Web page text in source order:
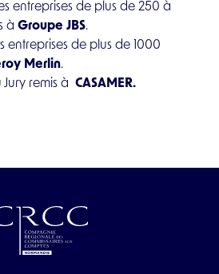
sommes-nous ?
Vous êtes ?
futur client d'un auditeur
Évènements
Espace Pro
entreprises de plus de 250 à
à Groupe JBS.
entreprises de plus de 1000
Merlin.
remis à CASAMER.